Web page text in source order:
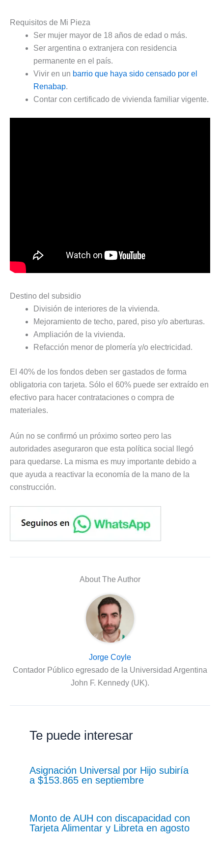
Requisitos de Mi Pieza
Ser mujer mayor de 18 años de edad o más.
Ser argentina o extranjera con residencia
permanente en el país.
Vivir en un barrio que haya sido censado por el
Renabap.
Contar con certificado de vivienda familiar vigente.
Destino del subsidio
División de interiores de la vivienda.
Mejoramiento de techo, pared, piso y/o aberturas.
Ampliación de la vivienda.
Refacción menor de plomería y/o electricidad.
El 40% de los fondos deben ser gastados de forma
obligatoria con tarjeta. Sólo el 60% puede ser extraído en
efectivo para hacer contrataciones o compra de
materiales.
Aún no se confirmó un próximo sorteo pero las
autoridades aseguraron que esta política social llegó
para quedarse. La misma es muy importante debido a
que ayuda a reactivar la economía de la mano de la
construcción.
About The Author
Jorge Coyle
Contador Público egresado de la Universidad Argentina
John F. Kennedy (UK).
Te puede interesar
Asignación Universal por Hijo subiría
a $153.865 en septiembre
Monto de AUH con discapacidad con
Tarjeta Alimentar y Libreta en agosto